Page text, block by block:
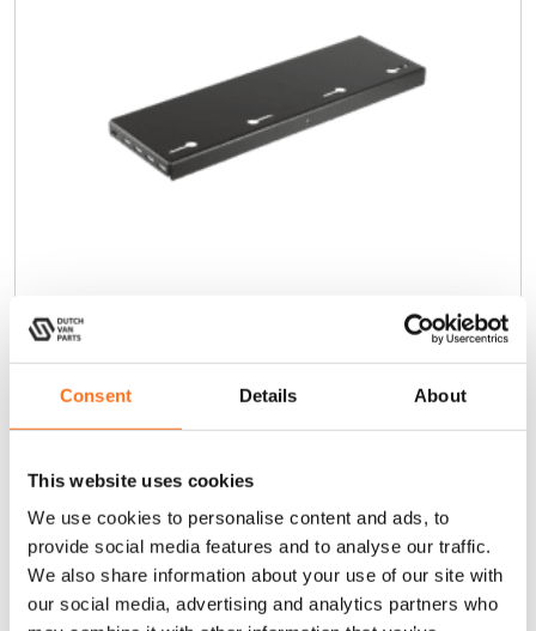
Consent Details About
This website uses cookies
We use cookies to personalise content and ads, to
provide social media features and to analyse our traffic.
We also share information about your use of our site with
our social media, advertising and analytics partners who
Bodenplatte Dachfenster Groß
In den Warenkorb